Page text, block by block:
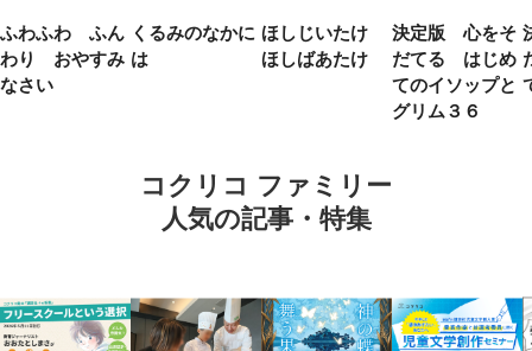
ふわふわ ふん
わり おやすみ
なさい
くるみのなかに
は
ほしじいたけ
ほしばあたけ
決定版 心をそ
だてる はじめ
てのイソップと
グリム３６
コクリコ ファミリー
人気の記事・特集